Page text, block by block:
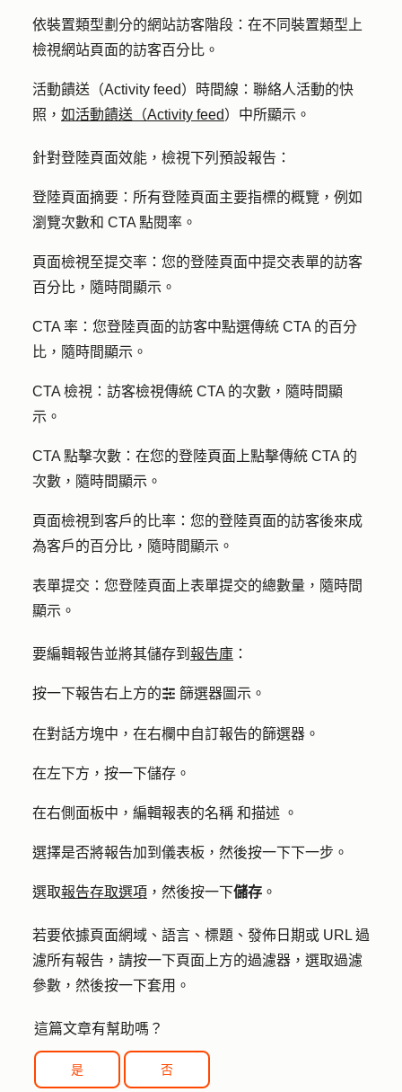
依裝置類型劃分的網站訪客階段 ：在不同裝置類型上
檢視網站頁面的訪客百分比。
活動饋送（Activity feed）時間線 ：聯絡人活動的快
照， 如活動饋送（Activity feed）中所顯示。
針對登陸頁面效能，檢視下列預設報告：
登陸頁面摘要 ：所有登陸頁面主要指標的概覽，例如
瀏覽次數和 CTA 點閱率。
頁面檢視至提交率 ：您的登陸頁面中提交表單的訪客
百分比，隨時間顯示。
CTA 率 ：您登陸頁面的訪客中點選傳統 CTA 的百分
比，隨時間顯示。
CTA 檢視 ：訪客檢視傳統 CTA 的次數，隨時間顯
示。
CTA 點擊次數 ：在您的登陸頁面上點擊傳統 CTA 的
次數，隨時間顯示。
頁面檢視到客戶的比率：您的登陸頁面的訪客後來成
為客戶的百分比，隨時間顯示。
表單提交 ：您登陸頁面上表單提交的總數量，隨時間
顯示。
要編輯報告並將其儲存到 報告庫 ：
按一下報告右上方的filter 篩選器圖示。
在對話方塊中，在右欄中自訂報告的篩選器。
在左下方，按一下儲存 。
在右側面板中，編輯報表的名稱 和描述 。
選擇是否將報告加到儀表板，然後按一下下一步 。
選取報告存取選項 ，然後按一下儲存 。
若要依據頁面網域、語言、標題、發佈日期或 URL 過
濾所有報告，請按一下頁面上方的過濾器 ，選取過濾
參數 ，然後按一下套用 。
這篇文章有幫助嗎？
是 否